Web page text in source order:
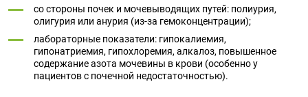
со стороны почек и мочевыводящих путей: полиурия,
олигурия или анурия (из-за гемоконцентрации);
лабораторные показатели: гипокалиемия,
гипонатриемия, гипохлоремия, алкалоз, повышенное
содержание азота мочевины в крови (особенно у
пациентов с почечной недостаточностью).